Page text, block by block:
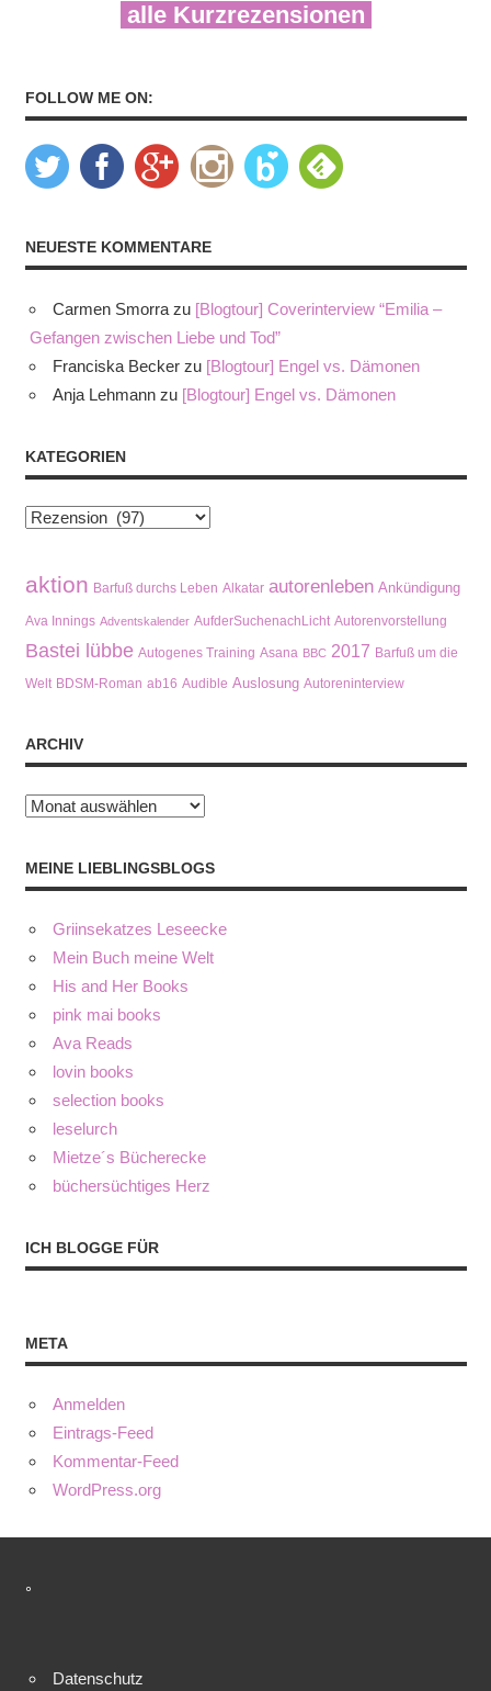
alle Kurzrezensionen
FOLLOW ME ON:
NEUESTE KOMMENTARE
Carmen Smorra zu [Blogtour] Coverinterview “Emilia –
Gefangen zwischen Liebe und Tod”
Franciska Becker zu [Blogtour] Engel vs. Dämonen
Anja Lehmann zu [Blogtour] Engel vs. Dämonen
KATEGORIEN
Kategorien
aktion Barfuß durchs Leben Alkatar autorenleben Ankündigung
Ava Innings Adventskalender AufderSuchenachLicht Autorenvorstellung
Bastei lübbe Autogenes Training Asana BBC 2017 Barfuß um die
Welt BDSM-Roman ab16 Audible Auslosung Autoreninterview
ARCHIV
Archiv
MEINE LIEBLINGSBLOGS
Griinsekatzes Leseecke
Mein Buch meine Welt
His and Her Books
pink mai books
Ava Reads
lovin books
selection books
leselurch
Mietze´s Bücherecke
büchersüchtiges Herz
ICH BLOGGE FÜR
META
Anmelden
Eintrags-Feed
Kommentar-Feed
WordPress.org
°
Datenschutz